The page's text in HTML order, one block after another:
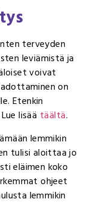
terveyden
leviämistä ja
voivat
on
Etenkin
lisää täältä.
lemmikin
tulisi aloittaa jo
eläimen koko
ohjeet
lemmikin